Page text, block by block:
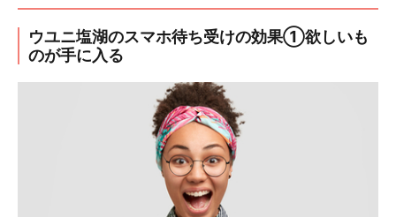
ウユニ塩湖のスマホ待ち受けの効果①欲しいも
のが手に入る